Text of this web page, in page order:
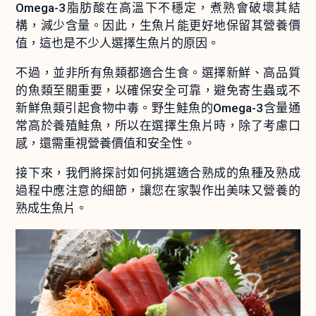
Omega-3脂肪酸在高溫下不穩定，煮熟會破壞其結
構，減少含量。因此，生魚片能更好地保留其營養價
值，這也是不少人選擇生魚片的原因。
不過，並非所有魚類都適合生食。選擇新鮮、高品質
的魚類至關重要，以確保安全可靠，避免寄生蟲或不
新鮮魚類引起食物中毒。野生鮭魚的Omega-3含量通
常高於養殖鮭魚，所以在選擇生魚片時，除了考慮口
感，還需重視營養價值和安全性。
接下來，我們將探討如何挑選適合熟成的魚種及熟成
過程中應注意的細節，讓您在家製作出美味又營養的
熟成生魚片。